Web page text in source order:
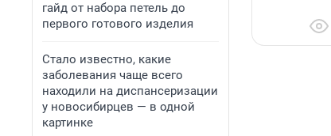
гайд от набора петель до
первого готового изделия
Стало известно, какие
заболевания чаще всего
находили на диспансеризации
у новосибирцев — в одной
картинке